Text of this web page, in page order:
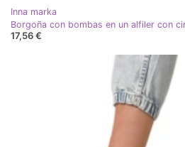
Inna marka
Borgoña con bombas en un alfiler con
17,56 €